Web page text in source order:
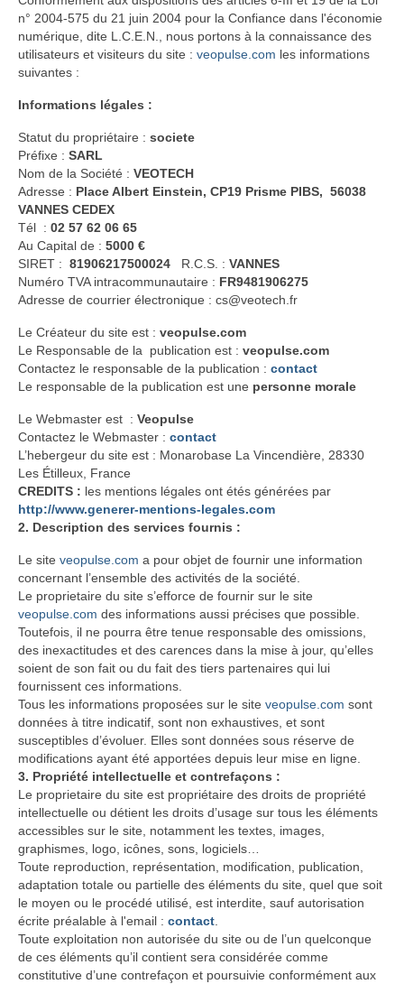
Offres Entreprises
Aide
Aide et Support
Utiliser les commandes vocales
Contact
n° 2004-575 du 21 juin 2004 pour la Confiance dans l'économie
numérique, dite L.C.E.N., nous portons à la connaissance des
utilisateurs et visiteurs du site : veopulse.com les informations
suivantes :
Informations légales :
Statut du propriétaire : societe
Préfixe : SARL
Nom de la Société : VEOTECH
Adresse : Place Albert Einstein, CP19 Prisme PIBS, 56038
VANNES CEDEX
Tél : 02 57 62 06 65
Au Capital de : 5000 €
SIRET : 81906217500024 R.C.S. : VANNES
Numéro TVA intracommunautaire : FR9481906275
Adresse de courrier électronique : cs@veotech.fr
Le Créateur du site est : veopulse.com
Le Responsable de la publication est : veopulse.com
Contactez le responsable de la publication : contact
Le responsable de la publication est une personne morale
Le Webmaster est : Veopulse
Contactez le Webmaster : contact
L’hebergeur du site est : Monarobase La Vincendière, 28330
Les Étilleux, France
CREDITS : les mentions légales ont étés générées par
http://www.generer-mentions-legales.com
2. Description des services fournis :
Le site veopulse.com a pour objet de fournir une information
concernant l’ensemble des activités de la société.
Le proprietaire du site s’efforce de fournir sur le site
veopulse.com des informations aussi précises que possible.
Toutefois, il ne pourra être tenue responsable des omissions,
des inexactitudes et des carences dans la mise à jour, qu’elles
soient de son fait ou du fait des tiers partenaires qui lui
fournissent ces informations.
Tous les informations proposées sur le site veopulse.com sont
données à titre indicatif, sont non exhaustives, et sont
susceptibles d’évoluer. Elles sont données sous réserve de
modifications ayant été apportées depuis leur mise en ligne.
3. Propriété intellectuelle et contrefaçons :
Le proprietaire du site est propriétaire des droits de propriété
intellectuelle ou détient les droits d’usage sur tous les éléments
accessibles sur le site, notamment les textes, images,
graphismes, logo, icônes, sons, logiciels…
Toute reproduction, représentation, modification, publication,
adaptation totale ou partielle des éléments du site, quel que soit
le moyen ou le procédé utilisé, est interdite, sauf autorisation
écrite préalable à l'email : contact
Toute exploitation non autorisée du site ou de l’un quelconque
de ces éléments qu’il contient sera considérée comme
constitutive d’une contrefaçon et poursuivie conformément aux